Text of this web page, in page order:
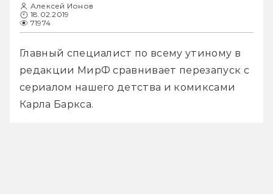
Алексей Ионов
18.02.2019
71974
Главный специалист по всему утиному в
редакции МирФ сравнивает перезапуск с
сериалом нашего детства и комиксами
Карла Баркса.